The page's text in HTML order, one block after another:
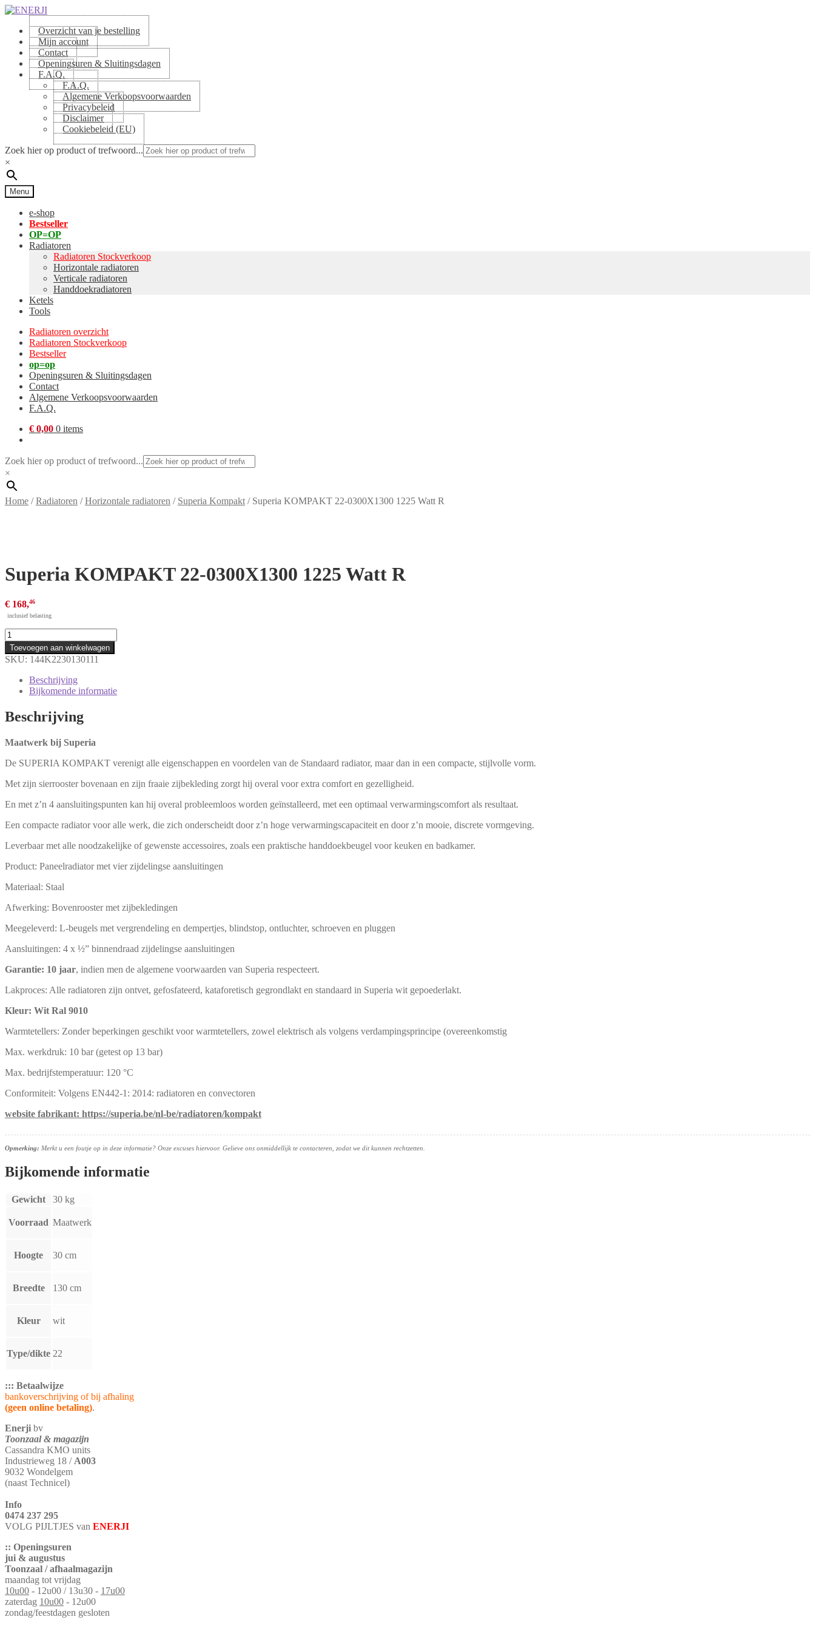
Skip
navigation
Skip
content
Overzicht van je bestelling
Mijn account
Contact
Openingsuren & Sluitingsdagen
F.A.Q.
F.A.Q.
Algemene Verkoopsvoorwaarden
Privacybeleid
Disclaimer
Cookiebeleid (EU)
Zoek hier op product of trefwoord...
×
Menu
e-shop
Bestseller
OP=OP
Radiatoren
Radiatoren Stockverkoop
Horizontale radiatoren
Verticale radiatoren
Handdoekradiatoren
Ketels
Tools
Radiatoren overzicht
Radiatoren Stockverkoop
Bestseller
op=op
Openingsuren & Sluitingsdagen
Contact
Algemene Verkoopsvoorwaarden
F.A.Q.
€ 0,00 0 items
Zoek hier op product of trefwoord...
×
Home /Radiatoren /Horizontale radiatoren / Superia Kompakt / Superia KOMPAKT 22-0300X1300 1225 Watt R
Superia KOMPAKT 22-0300X1300 1225 Watt R
€ 168,46
inclusief belasting
Superia
KOMPAKT
22-
0300X1300
1225
Watt
aantal
Toevoegen aan winkelwagen
SKU: 144K2230130111
Beschrijving
Bijkomende informatie
Beschrijving
Maatwerk bij Superia
De SUPERIA KOMPAKT verenigt alle eigenschappen en voordelen van de Standaard radiator, maar dan in een compacte, stijlvolle vorm.
Met zijn sierrooster bovenaan en zijn fraaie zijbekleding zorgt hij overal voor extra comfort en gezelligheid.
En met z’n 4 aansluitingspunten kan hij overal probleemloos worden geïnstalleerd, met een optimaal verwarmingscomfort als resultaat.
Een compacte radiator voor alle werk, die zich onderscheidt door z’n hoge verwarmingscapaciteit en door z’n mooie, discrete vormgeving.
Leverbaar met alle noodzakelijke of gewenste accessoires, zoals een praktische handdoekbeugel voor keuken en badkamer.
Product: Paneelradiator met vier zijdelingse aansluitingen
Materiaal: Staal
Afwerking: Bovenrooster met zijbekledingen
Meegeleverd: L-beugels met vergrendeling en dempertjes, blindstop, ontluchter, schroeven en pluggen
Aansluitingen: 4 x ½” binnendraad zijdelingse aansluitingen
Garantie: 10 jaar, indien men de algemene voorwaarden van Superia respecteert.
Lakproces: Alle radiatoren zijn ontvet, gefosfateerd, kataforetisch gegrondlakt en standaard in Superia wit gepoederlakt.
Kleur: Wit Ral 9010
Warmtetellers: Zonder beperkingen geschikt voor warmtetellers, zowel elektrisch als volgens verdampingsprincipe (overeenkomstig
Max. werkdruk: 10 bar (getest op 13 bar)
Max. bedrijfstemperatuur: 120 °C
Conformiteit: Volgens EN442-1: 2014: radiatoren en convectoren
website fabrikant: https://superia.be/nl-be/radiatoren/kompakt
Opmerking: Merkt u een foutje op in deze informatie? Onze excuses hiervoor. Gelieve ons onmiddellijk te contacteren, zodat we dit kunnen rechtzetten.
Bijkomende informatie
Gewicht 30 kg
Voorraad Maatwerk
Hoogte 30 cm
Breedte 130 cm
Kleur wit
Type/dikte 22
::: Betaalwijze
bankoverschrijving of bij afhaling
(geen online betaling).
Enerji bv
Toonzaal & magazijn
Cassandra KMO units
Industrieweg 18 / A003
9032 Wondelgem
(naast Technicel)
Info
0474 237 295
VOLG PIJLTJES van ENERJI
:: Openingsuren
jui & augustus
Toonzaal / afhaalmagazijn
maandag tot vrijdag
10u00 - 12u00 / 13u30 - 17u00
zaterdag 10u00 - 12u00
zondag/feestdagen gesloten